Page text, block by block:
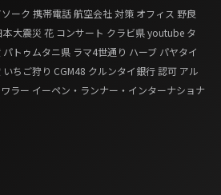
ーク 携帯電話航空会社対策 オフィス 野良
本大震災 花 コンサート クラビ県youtube タ
パトゥムタニ県 ラマ4世通り ハーブ パヤタイ
いちご狩り CGM48 クルンタイ銀行認可 アル
ラー イーペン・ランナー・インターナショナ